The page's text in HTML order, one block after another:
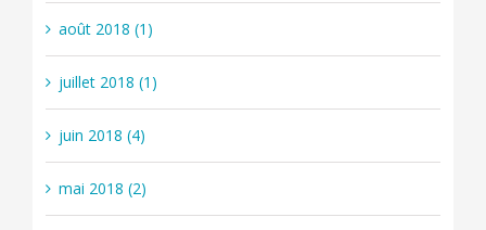
août 2018 (1)
juillet 2018 (1)
juin 2018 (4)
mai 2018 (2)